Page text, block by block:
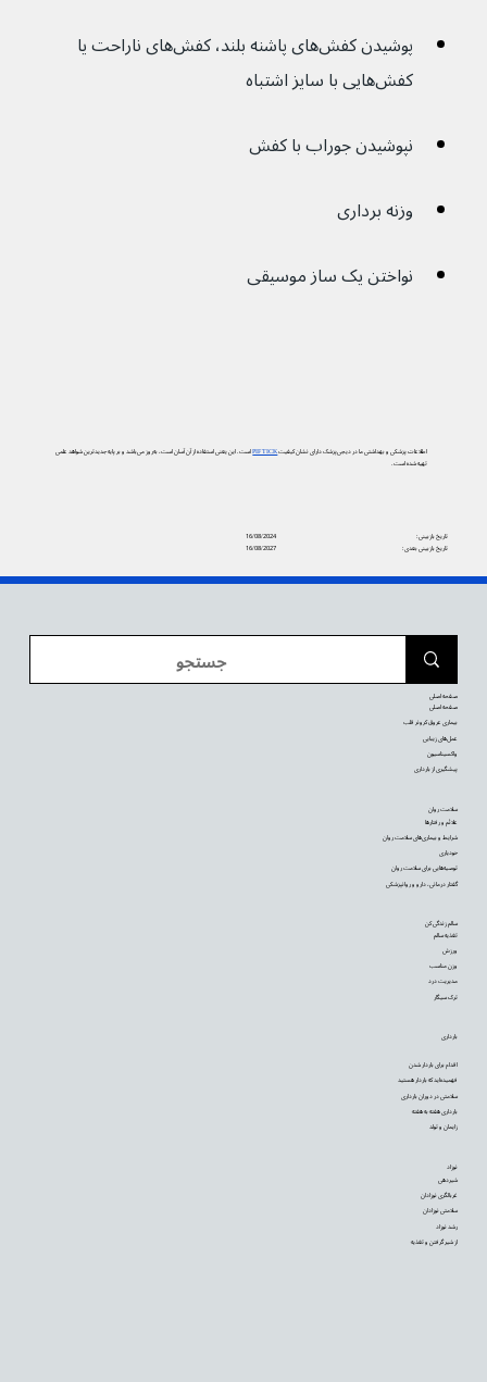
پوشیدن کفش‌های پاشنه بلند، کفش‌های ناراحت یا
کفش‌هایی با سایز اشتباه
نپوشیدن جوراب با کفش
وزنه برداری
نواختن یک ساز موسیقی
اطلاعات پزشکی و بهداشتی ما در دیجی‌پزشک دارای نشان کیفیتPIF TICKاست. این یعنی استفاده از آن آسان است، به‌روز می‌باشد و بر پایه جدیدترین شواهد علمی
تهیه شده است.
16/08/2024
تاریخ بازبینی:
16/08/2027
تاریخ بازبینی بعدی:
نوزاد
شیردهی
غربالگری نوزادان
سلامتی نوزادان
رشد نوزاد
از شیر گرفتن و تغذیه
بارداری
اقدام برای باردار شدن
فهمیده‌اید که باردار هستید
سلامتی در دوران بارداری
بارداری هفته به هفته
زایمان و تولد
سالم زندگی کن
تغذیه سالم
ورزش
وزن مناسب
مدیریت درد
ترک سیگار
سلامت روان
علائم و رفتارها
شرایط و بیماری‌های سلامت روان
خودیاری
توصیه‌‌هایی برای سلامت روان
گفتار درمانی، دارو و روانپزشکی
صفحه اصلی
صفحه اصلی
بیماری عروق کرونر قلب
عمل‌های زیبایی
واکسیناسیون
پیشگیری از بارداری